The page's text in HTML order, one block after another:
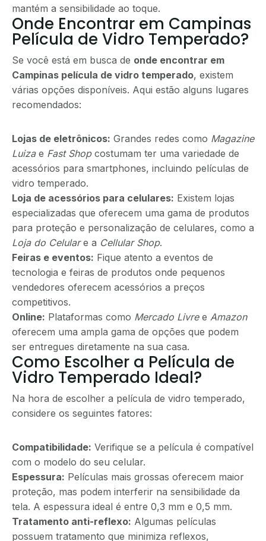
mantém a sensibilidade ao toque.
Onde Encontrar em Campinas
Película de Vidro Temperado?
Se você está em busca de onde encontrar em
Campinas película de vidro temperado, existem
várias opções disponíveis. Aqui estão alguns lugares
recomendados:
Lojas de eletrônicos: Grandes redes como Magazine
Luizae Fast Shopcostumam ter uma variedade de
acessórios para smartphones, incluindo películas de
vidro temperado.
Loja de acessórios para celulares: Existem lojas
especializadas que oferecem uma gama de produtos
para proteção e personalização de celulares, como a
Loja do Celulare a Cellular Shop.
Feiras e eventos: Fique atento a eventos de
tecnologia e feiras de produtos onde pequenos
vendedores oferecem acessórios a preços
competitivos.
Online: Plataformas como Mercado Livree Amazon
oferecem uma ampla gama de opções que podem
ser entregues diretamente na sua casa.
Como Escolher a Película de
Vidro Temperado Ideal?
Na hora de escolher a película de vidro temperado,
considere os seguintes fatores:
Compatibilidade: Verifique se a película é compatível
com o modelo do seu celular.
Espessura: Películas mais grossas oferecem maior
proteção, mas podem interferir na sensibilidade da
tela. A espessura ideal é entre 0,3 mm e 0,5 mm.
Tratamento anti-reflexo: Algumas películas
possuem tratamento que minimiza reflexos,